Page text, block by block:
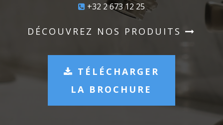
+32 2 673 12 25
DÉCOUVREZ NOS PRODUITS
TÉLÉCHARGER
LA BROCHURE